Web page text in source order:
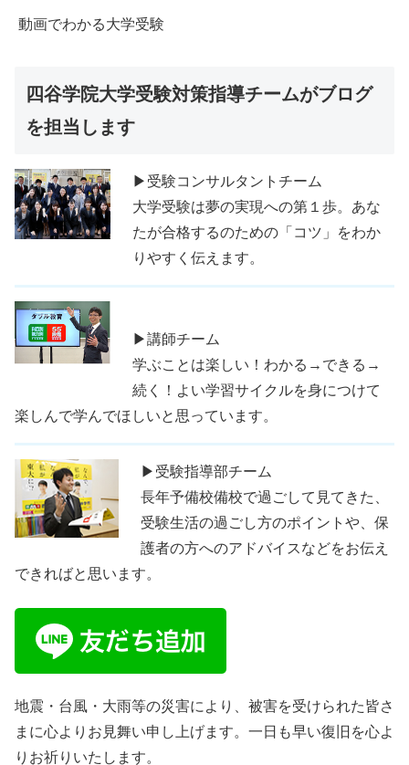
動画でわかる大学受験
四谷学院大学受験対策指導チームがブログ
を担当します
▶受験コンサルタントチーム
大学受験は夢の実現への第１歩。あな
たが合格するのための「コツ」をわか
りやすく伝えます。
▶講師チーム
学ぶことは楽しい！わかる→できる→
続く！よい学習サイクルを身につけて
楽しんで学んでほしいと思っています。
▶受験指導部チーム
長年予備校備校で過ごして見てきた、
受験生活の過ごし方のポイントや、保
護者の方へのアドバイスなどをお伝え
できればと思います。
地震・台風・大雨等の災害により、被害を受けられた皆さ
まに心よりお見舞い申し上げます。一日も早い復旧を心よ
りお祈りいたします。